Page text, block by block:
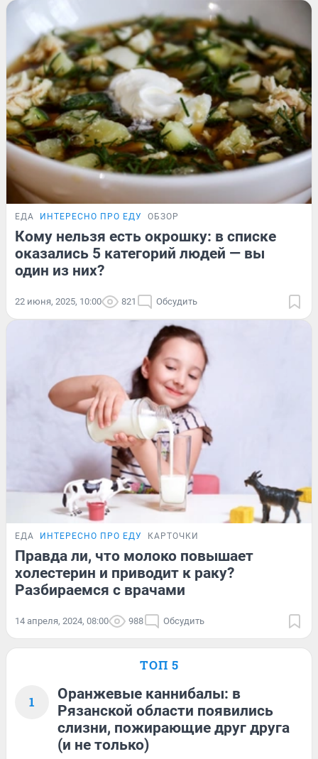
ЕДА ИНТЕРЕСНО ПРО ЕДУ ОБЗОР
Кому нельзя есть окрошку: в списке
оказались 5 категорий людей — вы
один из них?
22 июня, 2025, 10:00 821 Обсудить
ЕДА ИНТЕРЕСНО ПРО ЕДУ КАРТОЧКИ
Правда ли, что молоко повышает
холестерин и приводит к раку?
Разбираемся с врачами
14 апреля, 2024, 08:00 988 Обсудить
ТОП 5
1
Оранжевые каннибалы: в
Рязанской области появились
слизни, пожирающие друг друга
(и не только)